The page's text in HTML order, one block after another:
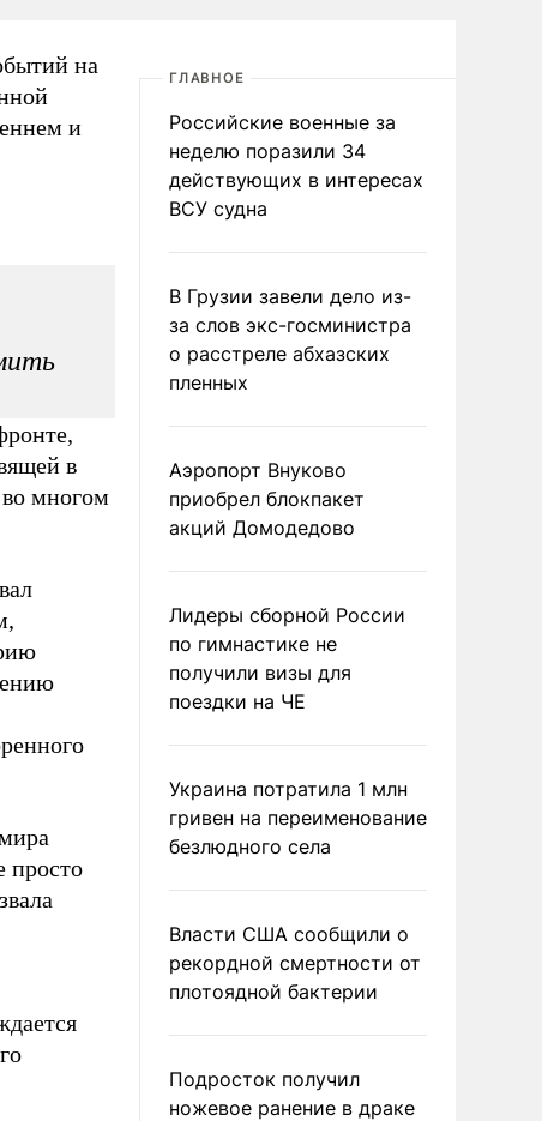
на
и
в
многом
просто
ГЛАВНОЕ
Российские военные за
неделю поразили 34
действующих в интересах
ВСУ судна
В Грузии завели дело из-
за слов экс-госминистра
о расстреле абхазских
пленных
Аэропорт Внуково
приобрел блокпакет
акций Домодедово
Лидеры сборной России
по гимнастике не
получили визы для
поездки на ЧЕ
Украина потратила 1 млн
гривен на переименование
безлюдного села
Власти США сообщили о
рекордной смертности от
плотоядной бактерии
Подросток получил
ножевое ранение в драке